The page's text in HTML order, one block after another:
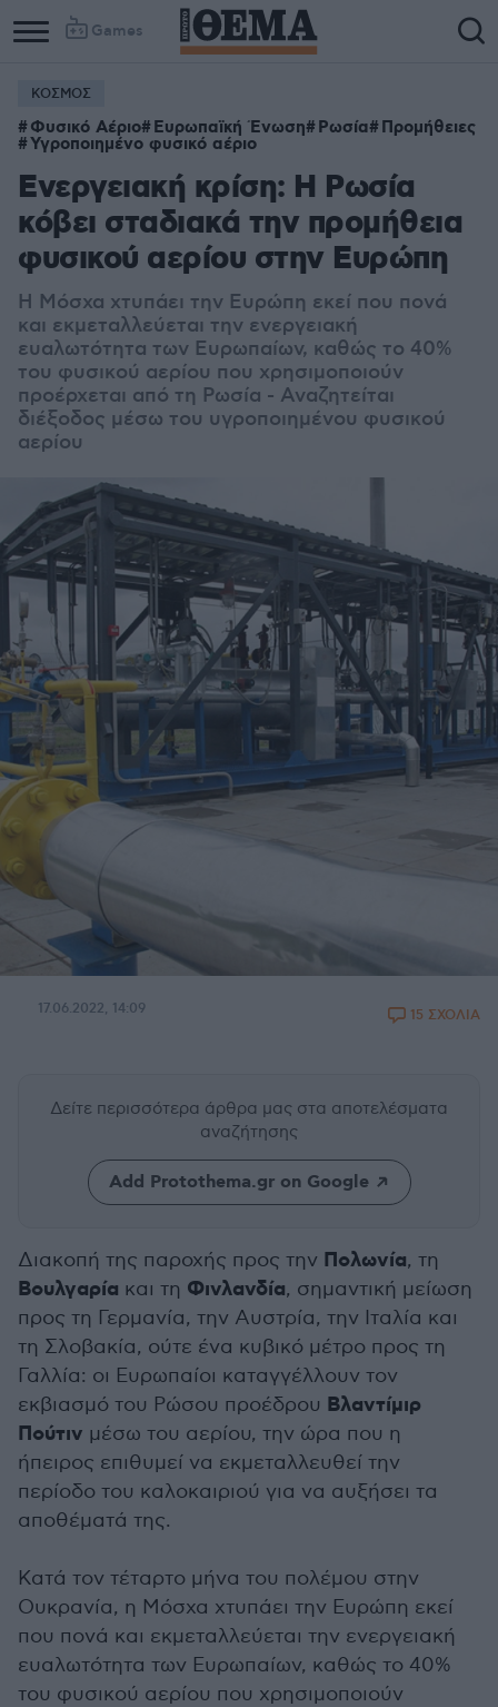
Games
ΚΟΣΜΟΣ
Φυσικό Αέριο Ευρωπαϊκή Ένωση Ρωσία Προμήθειες
Υγροποιημένο φυσικό αέριο
Ενεργειακή κρίση: Η Ρωσία
κόβει σταδιακά την προμήθεια
φυσικού αερίου στην Ευρώπη
Η Μόσχα χτυπάει την Ευρώπη εκεί που πονά
και εκμεταλλεύεται την ενεργειακή
ευαλωτότητα των Ευρωπαίων, καθώς το 40%
του φυσικού αερίου που χρησιμοποιούν
προέρχεται από τη Ρωσία - Αναζητείται
διέξοδος μέσω του υγροποιημένου φυσικού
αερίου
17.06.2022, 14:09 15 ΣΧΟΛΙΑ
Δείτε περισσότερα άρθρα μας στα αποτελέσματα
αναζήτησης
Add Protothema.gr on Google
Διακοπή της παροχής προς την Πολωνία, τη
Βουλγαρία και τη Φινλανδία, σημαντική μείωση
προς τη Γερμανία, την Αυστρία, την Ιταλία και
τη Σλοβακία, ούτε ένα κυβικό μέτρο προς τη
Γαλλία: οι Ευρωπαίοι καταγγέλλουν τον
εκβιασμό του Ρώσου προέδρου Βλαντίμιρ
Πούτιν μέσω του αερίου, την ώρα που η
ήπειρος επιθυμεί να εκμεταλλευθεί την
περίοδο του καλοκαιριού για να αυξήσει τα
αποθέματά της.
Κατά τον τέταρτο μήνα του πολέμου στην
Ουκρανία, η Μόσχα χτυπάει την Ευρώπη εκεί
που πονά και εκμεταλλεύεται την ενεργειακή
ευαλωτότητα των Ευρωπαίων, καθώς το 40%
του φυσικού αερίου που χρησιμοποιούν